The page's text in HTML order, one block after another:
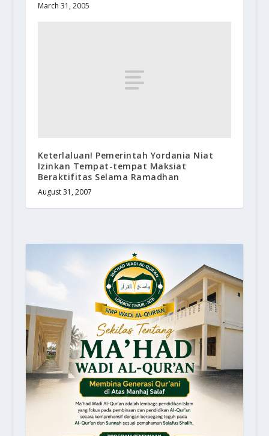
March 31, 2005
Keterlaluan! Pemerintah Yordania Niat
Izinkan Tempat-tempat Maksiat
Beraktifitas Selama Ramadhan
August 31, 2007